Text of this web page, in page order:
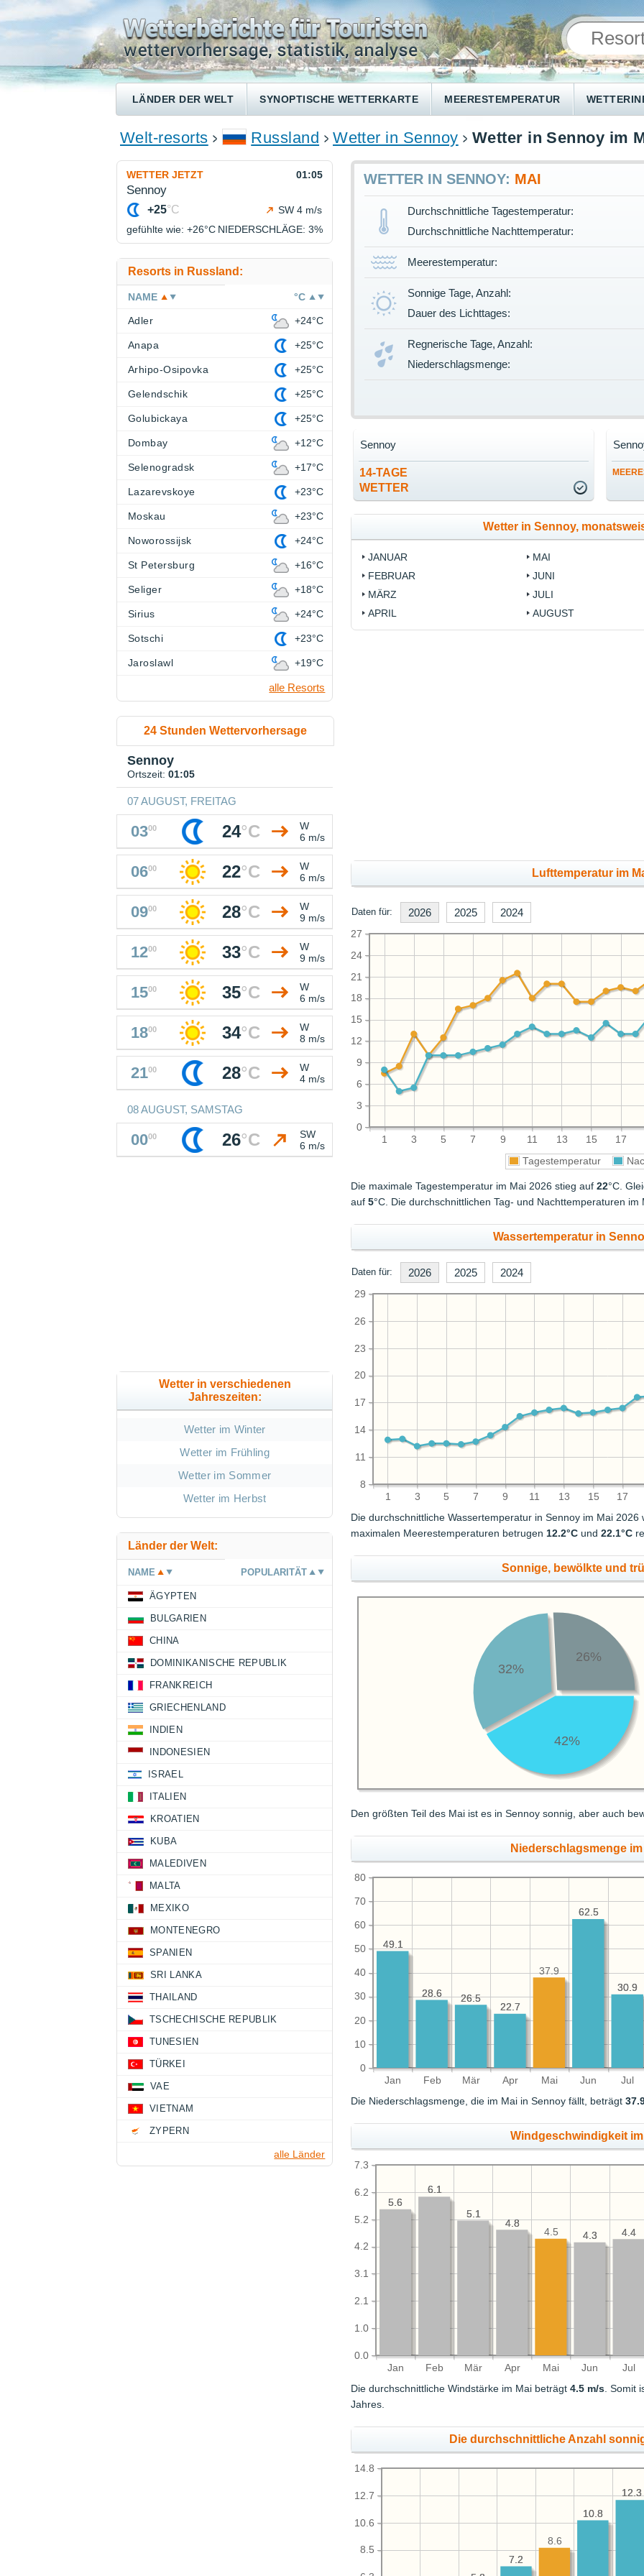
LÄNDER DER WELT SYNOPTISCHE WETTERKARTE MEERESTEMPERATUR
Welt-resorts Russland Wetter in Sennoy Wetter in Sennoy im
WETTER IN SENNOY: MAI
Durchschnittliche Tagestemperatur:
Durchschnittliche Nachttemperatur:
Meerestemperatur:
Sonnige Tage, Anzahl:
Dauer des Lichttages:
Regnerische Tage, Anzahl:
Niederschlagsmenge:
14-TAGE
WETTER
Sennoy
Wetter in Sennoy,
JANUAR
FEBRUAR
MÄRZ
APRIL
MAI
JUNI
JULI
AUGUST
Lufttemperatur im
Daten für: 2026 2025 2024
1 3 5 7 9 11 13 15 17
0
3
6
9
12
15
18
21
24
27
Tagestemperatur
Die maximale Tagestemperatur im Mai 2026 stieg auf22°C.
auf5°C. Die durchschnittlichen Tag- und Nachttemperaturen
Wassertemperatur in
Daten für: 2026 2025 2024
1 3 5 7 9 11 13 15 17
8
11
14
17
20
23
26
29
Die durchschnittliche Wassertemperatur in Sennoy im Mai
maximalen Meerestemperaturen betrugen12.2°C und22.1°C
Sonnige, bewölkte und
42%
32%
26%
Den größten Teil des Mai ist es in Sennoy sonnig, aber auch
Niederschlagsmenge im
Jan Feb Mär Apr Mai Jun Jul
0
10
20
30
40
50
60
70
80
30.9
62.5
22.7
26.5
28.6
49.1
30.9
62.5
37.9
22.7
26.5
28.6
49.1
Die Niederschlagsmenge, die im Mai in Sennoy fällt, beträgt
Windgeschwindigkeit im
Jan Feb Mär Apr Mai Jun Jul
0.0
1.0
2.1
3.1
4.2
5.2
6.2
7.3
4.4
4.3
4.8
5.1
6.1
5.6
4.4
4.3
4.5
4.8
5.1
6.1
5.6
Die durchschnittliche Windstärke im Mai beträgt4.5 m/s. Somit
Jahres.
Die durchschnittliche Anzahl
8.5
10.6
12.7
14.8
12.3
10.8
7.2
12.3
10.8
8.6
7.2
WETTER JETZT 01:05
Sennoy
+25°C
SW 4 m/s
gefühlte wie: +26°C NIEDERSCHLÄGE: 3%
Resorts in Russland:
NAME °C
Adler +24°C
Anapa +25°C
Arhipo-Osipovka +25°C
Gelendschik +25°C
Golubickaya +25°C
Dombay +12°C
Selenogradsk +17°C
Lazarevskoye +23°C
Moskau +23°C
Noworossijsk +24°C
St Petersburg +16°C
Seliger +18°C
Sirius +24°C
Sotschi +23°C
Jaroslawl +19°C
alle Resorts
24 Stunden Wettervorhersage
Sennoy
Ortszeit: 01:05
07 AUGUST, FREITAG
0300 24°C
W
6 m/s
0600 22°C
W
6 m/s
0900 28°C
W
9 m/s
1200 33°C
W
9 m/s
1500 35°C
W
6 m/s
1800 34°C
W
8 m/s
2100 28°C
W
4 m/s
08 AUGUST, SAMSTAG
0000 26°C
SW
6 m/s
Wetter in verschiedenen
Jahreszeiten:
Wetter im Winter
Wetter im Frühling
Wetter im Sommer
Wetter im Herbst
Länder der Welt:
NAME POPULARITÄT
ÄGYPTEN
BULGARIEN
CHINA
DOMINIKANISCHE REPUBLIK
FRANKREICH
GRIECHENLAND
INDIEN
INDONESIEN
ISRAEL
ITALIEN
KROATIEN
KUBA
MALEDIVEN
MALTA
MEXIKO
MONTENEGRO
SPANIEN
SRI LANKA
THAILAND
TSCHECHISCHE REPUBLIK
TUNESIEN
TÜRKEI
VAE
VIETNAM
ZYPERN
alle Länder